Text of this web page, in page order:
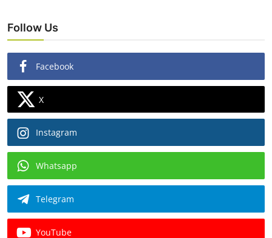
Follow Us
Facebook
X
Instagram
Whatsapp
Telegram
YouTube